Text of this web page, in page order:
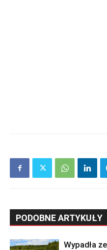
PODOBNE ARTYKUŁY
Wypadła